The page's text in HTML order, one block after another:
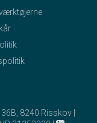
8240 Risskov |